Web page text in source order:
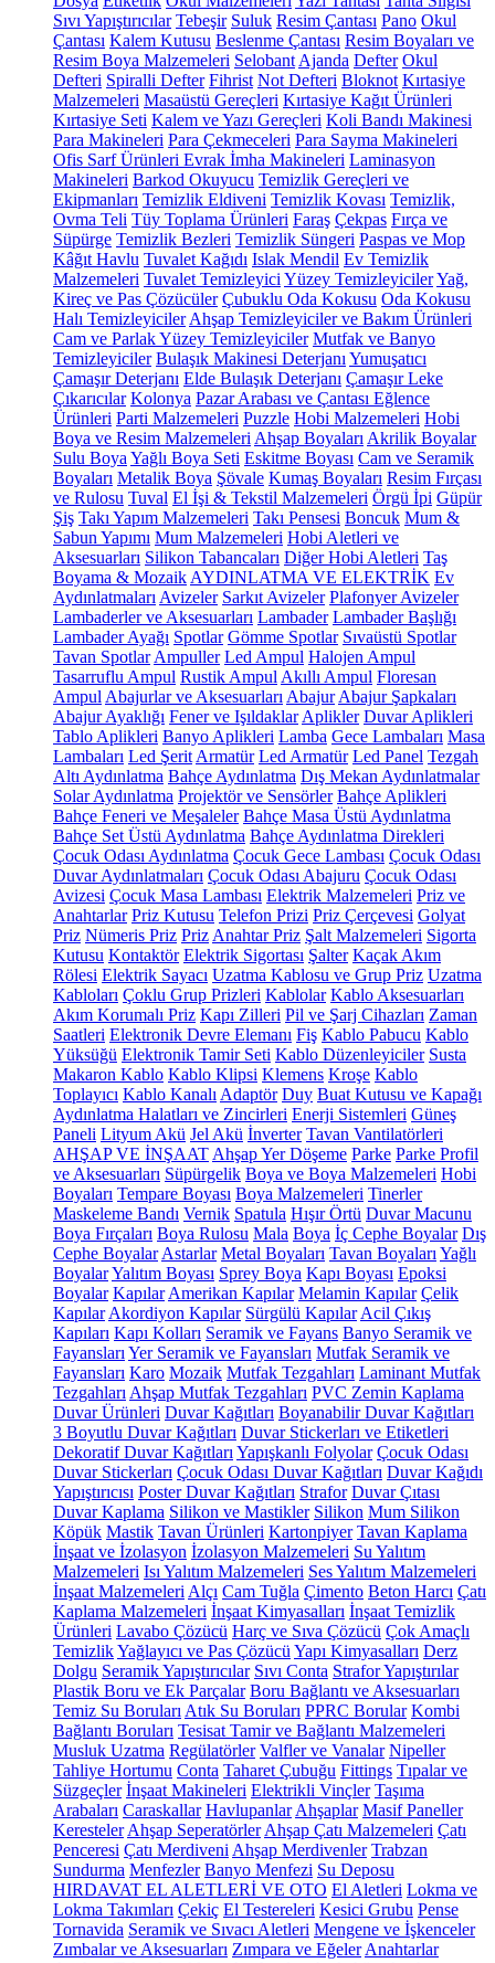
Sıvı Yapıştırıcılar Tebeşir Suluk Resim Çantası Pano Okul
Çantası Kalem Kutusu Beslenme Çantası Resim Boyaları ve
Resim Boya Malzemeleri Selobant Ajanda Defter Okul
Defteri Spiralli Defter Fihrist Not Defteri Bloknot Kırtasiye
Malzemeleri Masaüstü Gereçleri Kırtasiye Kağıt Ürünleri
Kırtasiye Seti Kalem ve Yazı Gereçleri Koli Bandı Makinesi
Para Makineleri Para Çekmeceleri Para Sayma Makineleri
Ofis Sarf Ürünleri Evrak İmha Makineleri Laminasyon
Makineleri Barkod Okuyucu Temizlik Gereçleri ve
Ekipmanları Temizlik Eldiveni Temizlik Kovası Temizlik,
Ovma Teli Tüy Toplama Ürünleri Faraş Çekpas Fırça ve
Süpürge Temizlik Bezleri Temizlik Süngeri Paspas ve Mop
Kâğıt Havlu Tuvalet Kağıdı Islak Mendil Ev Temizlik
Malzemeleri Tuvalet Temizleyici Yüzey TemizleyicilerYağ,
Kireç ve Pas Çözücüler Çubuklu Oda Kokusu Oda Kokusu
Halı Temizleyiciler Ahşap Temizleyiciler ve Bakım Ürünleri
Cam ve Parlak Yüzey Temizleyiciler Mutfak ve Banyo
Temizleyiciler Bulaşık Makinesi Deterjanı Yumuşatıcı
Çamaşır Deterjanı Elde Bulaşık Deterjanı Çamaşır Leke
Çıkarıcılar Kolonya Pazar Arabası ve Çantası Eğlence
Ürünleri Parti Malzemeleri Puzzle Hobi Malzemeleri Hobi
Boya ve Resim Malzemeleri Ahşap Boyaları Akrilik Boyalar
Sulu Boya Yağlı Boya Seti Eskitme Boyası Cam ve Seramik
Boyaları Metalik Boya Şövale Kumaş Boyaları Resim Fırçası
ve Rulosu Tuval El İşi & Tekstil Malzemeleri Örgü İpi Güpür
Şiş Takı Yapım Malzemeleri Takı Pensesi Boncuk Mum &
Sabun Yapımı Mum Malzemeleri Hobi Aletleri ve
Aksesuarları Silikon Tabancaları Diğer Hobi Aletleri Taş
Boyama & Mozaik AYDINLATMA VE ELEKTRİK Ev
Aydınlatmaları Avizeler Sarkıt Avizeler Plafonyer Avizeler
Lambaderler ve Aksesuarları Lambader Lambader Başlığı
Lambader Ayağı Spotlar Gömme Spotlar Sıvaüstü Spotlar
Tavan Spotlar Ampuller Led Ampul Halojen Ampul
Tasarruflu Ampul Rustik Ampul Akıllı Ampul Floresan
Ampul Abajurlar ve Aksesuarları Abajur Abajur Şapkaları
Abajur Ayaklığı Fener ve Işıldaklar Aplikler Duvar Aplikleri
Tablo Aplikleri Banyo Aplikleri Lamba Gece Lambaları Masa
Lambaları Led Şerit Armatür Led Armatür Led Panel Tezgah
Altı Aydınlatma Bahçe Aydınlatma Dış Mekan Aydınlatmalar
Solar Aydınlatma Projektör ve Sensörler Bahçe Aplikleri
Bahçe Feneri ve Meşaleler Bahçe Masa Üstü Aydınlatma
Bahçe Set Üstü Aydınlatma Bahçe Aydınlatma Direkleri
Çocuk Odası Aydınlatma Çocuk Gece Lambası Çocuk Odası
Duvar Aydınlatmaları Çocuk Odası Abajuru Çocuk Odası
Avizesi Çocuk Masa Lambası Elektrik Malzemeleri Priz ve
Anahtarlar Priz Kutusu Telefon Prizi Priz Çerçevesi Golyat
Priz Nümeris Priz Priz Anahtar Priz Şalt Malzemeleri Sigorta
Kutusu Kontaktör Elektrik Sigortası Şalter Kaçak Akım
Rölesi Elektrik Sayacı Uzatma Kablosu ve Grup Priz Uzatma
Kabloları Çoklu Grup Prizleri Kablolar Kablo Aksesuarları
Akım Korumalı Priz Kapı Zilleri Pil ve Şarj Cihazları Zaman
Saatleri Elektronik Devre Elemanı Fiş Kablo Pabucu Kablo
Yüksüğü Elektronik Tamir Seti Kablo Düzenleyiciler Susta
Makaron Kablo Kablo Klipsi Klemens Kroşe Kablo
Toplayıcı Kablo Kanalı Adaptör Duy Buat Kutusu ve Kapağı
Aydınlatma Halatları ve Zincirleri Enerji Sistemleri Güneş
Paneli Lityum Akü Jel Akü İnverter Tavan Vantilatörleri
AHŞAP VE İNŞAAT Ahşap Yer Döşeme Parke Parke Profil
ve Aksesuarları Süpürgelik Boya ve Boya Malzemeleri Hobi
Boyaları Tempare Boyası Boya Malzemeleri Tinerler
Maskeleme Bandı Vernik Spatula Hışır Örtü Duvar Macunu
Boya Fırçaları Boya Rulosu Mala Boya İç Cephe Boyalar Dış
Cephe Boyalar Astarlar Metal Boyaları Tavan Boyaları Yağlı
BoyalarYalıtım Boyası Sprey Boya Kapı Boyası Epoksi
Boyalar Kapılar Amerikan Kapılar Melamin Kapılar Çelik
Kapılar Akordiyon Kapılar Sürgülü Kapılar Acil Çıkış
Kapıları Kapı Kolları Seramik ve Fayans Banyo Seramik ve
Fayansları Yer Seramik ve Fayansları Mutfak Seramik ve
Fayansları Karo Mozaik Mutfak Tezgahları Laminant Mutfak
Tezgahları Ahşap Mutfak Tezgahları PVC Zemin Kaplama
Duvar Ürünleri Duvar Kağıtları Boyanabilir Duvar Kağıtları
3 Boyutlu Duvar Kağıtları Duvar Stickerları ve Etiketleri
Dekoratif Duvar Kağıtları Yapışkanlı Folyolar Çocuk Odası
Duvar Stickerları Çocuk Odası Duvar Kağıtları Duvar Kağıdı
Yapıştırıcısı Poster Duvar Kağıtları Strafor Duvar Çıtası
Duvar Kaplama Silikon ve Mastikler Silikon Mum Silikon
Köpük Mastik Tavan Ürünleri Kartonpiyer Tavan Kaplama
İnşaat ve İzolasyon İzolasyon Malzemeleri Su Yalıtım
Malzemeleri Isı Yalıtım Malzemeleri Ses Yalıtım Malzemeleri
İnşaat Malzemeleri Alçı Cam Tuğla Çimento Beton Harcı Çatı
Kaplama Malzemeleri İnşaat Kimyasalları İnşaat Temizlik
Ürünleri Lavabo Çözücü Harç ve Sıva Çözücü Çok Amaçlı
TemizlikYağlayıcı ve Pas Çözücü Yapı Kimyasalları Derz
Dolgu Seramik Yapıştırıcılar Sıvı Conta Strafor Yapıştırılar
Plastik Boru ve Ek Parçalar Boru Bağlantı ve Aksesuarları
Temiz Su Boruları Atık Su Boruları PPRC Borular Kombi
Bağlantı Boruları Tesisat Tamir ve Bağlantı Malzemeleri
Musluk Uzatma Regülatörler Valfler ve Vanalar Nipeller
Tahliye Hortumu Conta Taharet Çubuğu Fittings Tıpalar ve
Süzgeçler İnşaat Makineleri Elektrikli Vinçler Taşıma
Arabaları Caraskallar Havlupanlar Ahşaplar Masif Paneller
Keresteler Ahşap Seperatörler Ahşap Çatı Malzemeleri Çatı
Penceresi Çatı Merdiveni Ahşap Merdivenler Trabzan
Sundurma Menfezler Banyo Menfezi Su Deposu
HIRDAVAT EL ALETLERİ VE OTO El Aletleri Lokma ve
Lokma Takımları Çekiç El Testereleri Kesici Grubu Pense
Tornavida Seramik ve Sıvacı Aletleri Mengene ve İşkenceler
Zımbalar ve Aksesuarları Zımpara ve Eğeler Anahtarlar